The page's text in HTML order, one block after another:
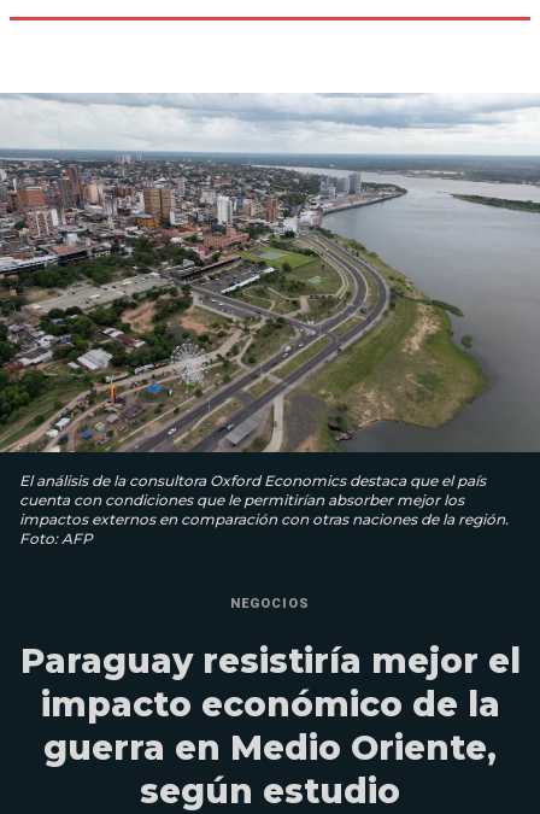
El análisis de la consultora Oxford Economics destaca que el país
cuenta con condiciones que le permitirían absorber mejor los
impactos externos en comparación con otras naciones de la región.
Foto: AFP
NEGOCIOS
Paraguay resistiría mejor el
impacto económico de la
guerra en Medio Oriente,
según estudio